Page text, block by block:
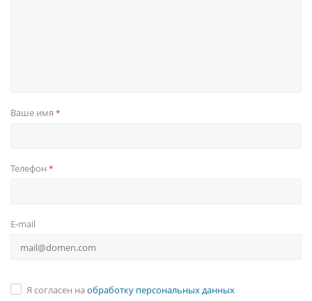
Ваше имя *
Телефон *
E-mail
Я согласен на обработку персональных данных